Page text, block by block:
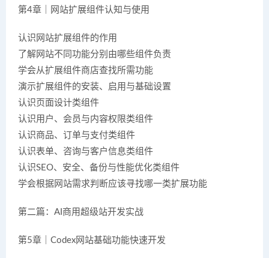
第4章｜网站扩展组件认知与使用
认识网站扩展组件的作用
了解网站不同功能分别由哪些组件负责
学会从扩展组件商店查找所需功能
演示扩展组件的安装、启用与基础设置
认识页面设计类组件
认识用户、会员与内容权限类组件
认识商品、订单与支付类组件
认识表单、咨询与客户信息类组件
认识SEO、安全、备份与性能优化类组件
学会根据网站需求判断应该寻找哪一类扩展功能
第二篇：AI商用超级站开发实战
第5章｜Codex网站基础功能快速开发